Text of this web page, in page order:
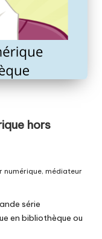
hors
numérique, médiateur
série
en bibliothèque ou